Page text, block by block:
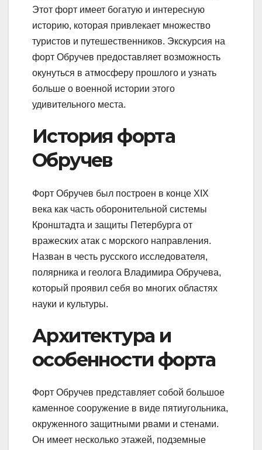
Этот форт имеет богатую и интересную
историю, которая привлекает множество
туристов и путешественников. Экскурсия на
форт Обручев предоставляет возможность
окунуться в атмосферу прошлого и узнать
больше о военной истории этого
удивительного места.
История форта
Обручев
Форт Обручев был построен в конце XIX
века как часть оборонительной системы
Кронштадта и защиты Петербурга от
вражеских атак с морского направления.
Назван в честь русского исследователя,
полярника и геолога Владимира Обручева,
который проявил себя во многих областях
науки и культуры.
Архитектура и
особенности форта
Форт Обручев представляет собой большое
каменное сооружение в виде пятиугольника,
окруженного защитными рвами и стенами.
Он имеет несколько этажей, подземные